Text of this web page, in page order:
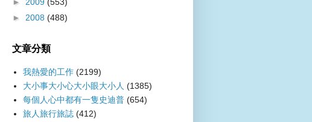
► 2008 (488)
文章分類
我熱愛的工作 (2199)
大小事大小心大小眼大小人 (1385)
每個人心中都有一隻史迪普 (654)
旅人旅行旅誌 (412)